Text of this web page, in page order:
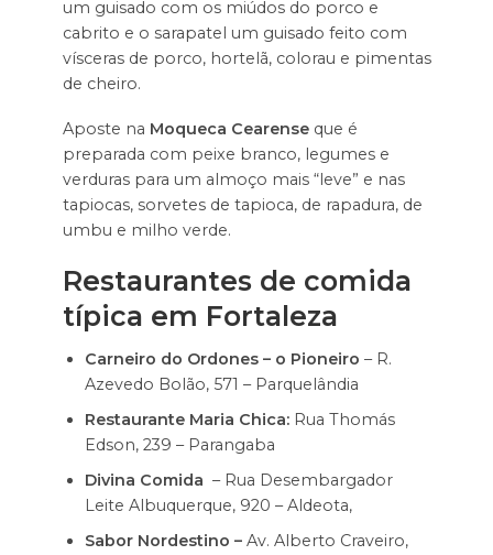
um guisado com os miúdos do porco e
cabrito e o sarapatel um guisado feito com
vísceras de porco, hortelã, colorau e pimentas
de cheiro.
Aposte na Moqueca Cearenseque é
preparada com peixe branco, legumes e
verduras para um almoço mais “leve” e nas
tapiocas, sorvetes de tapioca, de rapadura, de
umbu e milho verde.
Restaurantes de comida
típica em Fortaleza
Carneiro do Ordones – o Pioneiro – R.
Azevedo Bolão, 571 – Parquelândia
Restaurante Maria Chica:Rua Thomás
Edson, 239 – Parangaba
Divina Comida – Rua Desembargador
Leite Albuquerque, 920 – Aldeota,
Sabor Nordestino – Av. Alberto Craveiro,